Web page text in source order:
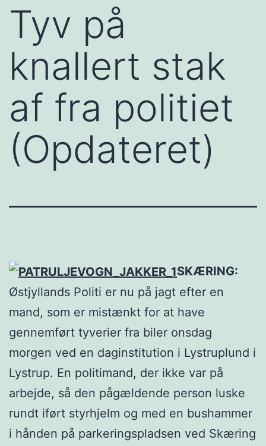
Tyv på
knallert stak
af fra politiet
(Opdateret)
SKÆRING:
Østjyllands Politi er nu på jagt efter en
mand, som er mistænkt for at have
gennemført tyverier fra biler onsdag
morgen ved en daginstitution i Lystruplund i
Lystrup. En politimand, der ikke var på
arbejde, så den pågældende person luske
rundt iført styrhjelm og med en bushammer
i hånden på parkeringspladsen ved Skæring